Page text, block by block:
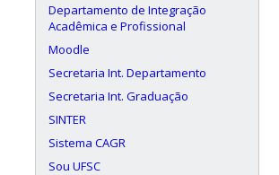
Departamento de Integração
Acadêmica e Profissional
Moodle
Secretaria Int. Departamento
Secretaria Int. Graduação
SINTER
Sistema CAGR
Sou UFSC